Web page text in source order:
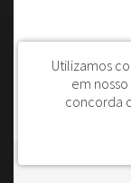
Utilizamos
em nosso
concorda